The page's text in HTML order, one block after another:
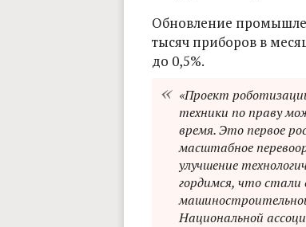
Обновление
тысяч приборов в
до 0,5%.
«Проект
техники по праву
время. Это первое
масштабное
улучшение
гордимся, что стали
Национальной